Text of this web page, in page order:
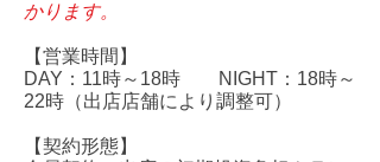
かります。
【営業時間】
DAY：11時～18時 NIGHT：18時～
22時（出店店舗により調整可）
【契約形態】